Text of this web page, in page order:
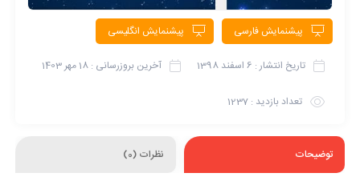
پیشنمایش فارسی پیشنمایش انگلیسی
تاریخ انتشار : 6 اسفند 1398 آخرین بروزرسانی : 18 مهر 1403
تعداد بازدید : 1237
توضیحات نظرات (0)